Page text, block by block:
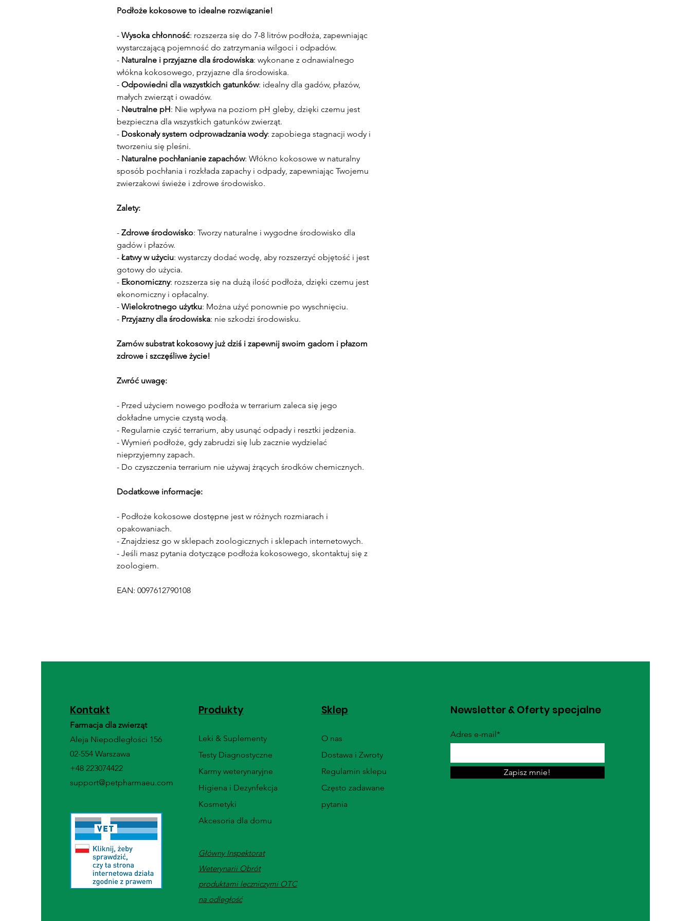
Podłoże kokosowe to idealne rozwiązanie!
- Wysoka chłonność: rozszerza się do 7-8 litrów podłoża, zapewniając
wystarczającą pojemność do zatrzymania wilgoci i odpadów.
- Naturalne i przyjazne dla środowiska: wykonane z odnawialnego
włókna kokosowego, przyjazne dla środowiska.
- Odpowiedni dla wszystkich gatunków: idealny dla gadów, płazów,
małych zwierząt i owadów.
- Neutralne pH: Nie wpływa na poziom pH gleby, dzięki czemu jest
bezpieczna dla wszystkich gatunków zwierząt.
- Doskonały system odprowadzania wody: zapobiega stagnacji wody i
tworzeniu się pleśni.
- Naturalne pochłanianie zapachów: Włókno kokosowe w naturalny
sposób pochłania i rozkłada zapachy i odpady, zapewniając Twojemu
zwierzakowi świeże i zdrowe środowisko.
Zalety:
- Zdrowe środowisko: Tworzy naturalne i wygodne środowisko dla
gadów i płazów.
- Łatwy w użyciu: wystarczy dodać wodę, aby rozszerzyć objętość i jest
gotowy do użycia.
- Ekonomiczny: rozszerza się na dużą ilość podłoża, dzięki czemu jest
ekonomiczny i opłacalny.
- Wielokrotnego użytku: Można użyć ponownie po wyschnięciu.
- Przyjazny dla środowiska: nie szkodzi środowisku.
Zamów substrat kokosowy już dziś i zapewnij swoim gadom i płazom
zdrowe i szczęśliwe życie!
Zwróć uwagę:
- Przed użyciem nowego podłoża w terrarium zaleca się jego
dokładne umycie czystą wodą.
- Regularnie czyść terrarium, aby usunąć odpady i resztki jedzenia.
- Wymień podłoże, gdy zabrudzi się lub zacznie wydzielać
nieprzyjemny zapach.
- Do czyszczenia terrarium nie używaj żrących środków chemicznych.
Dodatkowe informacje:
- Podłoże kokosowe dostępne jest w różnych rozmiarach i
opakowaniach.
- Znajdziesz go w sklepach zoologicznych i sklepach internetowych.
- Jeśli masz pytania dotyczące podłoża kokosowego, skontaktuj się z
zoologiem.
EAN: 0097612790108
Kontakt
Farmacja dla zwierząt
Aleja Niepodległości 156
02-554 Warszawa
+48 223074422
support@petpharmaeu.com
Produkty
Leki & Suplementy
Testy Diagnostyczne
Karmy weterynaryjne
Higiena i Dezynfekcja
Kosmetyki
Akcesoria dla domu
Główny Inspektorat
Weterynarii Obrót
produktami leczniczymi OTC
na odległość
Sklep
O nas
Dostawa i Zwroty
Regulamin sklepu
Często zadawane
pytania
Newsletter & Oferty specjalne
Adres e-mail*
Zapisz mnie!